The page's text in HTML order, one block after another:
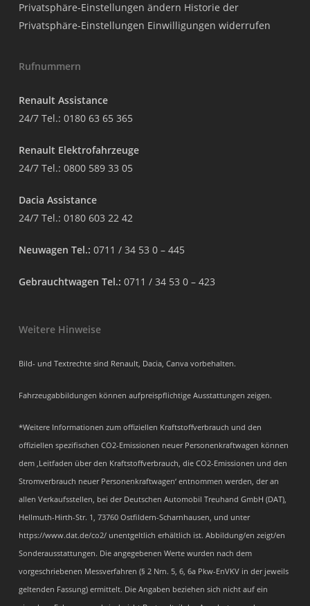
Privatsphäre-Einstellungen ändern Historie der
Privatsphäre-Einstellungen Einwilligungen widerrufen
Rufnummern
Renault Assistance
24/7 Tel.: 0180 63 65 365
Renault Elektrofahrzeuge
24/7 Tel.: 0800 589 33 05
Dacia Assistance
24/7 Tel.: 0180 603 22 42
Neuwagen Tel.: 0711 / 34 53 0 – 445
Gebrauchtwagen Tel.: 0711 / 34 53 0 – 423
Weitere Hinweise
Bild- und Textrechte sind Renault, Dacia, Canva vorbehalten.
Fahrzeugabbildungen können aufpreispflichtige Ausstattungen zeigen.
*Weitere Informationen zum offiziellen Kraftstoffverbrauch und den
offiziellen spezifischen CO2-Emissionen neuer Personenkraftwagen können
dem ‚Leitfaden über den Kraftstoffverbrauch, die CO2-Emissionen und den
Stromverbrauch neuer Personenkraftwagen‘ entnommen werden, der an
allen Verkaufsstellen, bei der Deutschen Automobil Treuhand GmbH (DAT),
Hellmuth-Hirth-Str. 1, 73760 Ostfildern-Scharnhausen, und unter
https://www.dat.de/co2/ unentgeltlich erhältlich ist. Abbildung/en zeigt/en
Sonderausstattungen. Die angegebenen Werte wurden nach dem
vorgeschriebenen Messverfahren (§ 2 Nrn. 5, 6, 6a Pkw-EnVKV in der jeweils
geltenden Fassung) ermittelt. Die Angaben beziehen sich nicht auf ein